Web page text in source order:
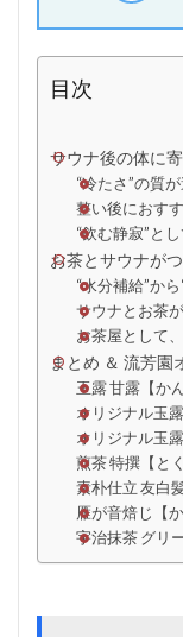
目次
サウナ後の体に
“冷たさ”の質
整い後におす
“飲む静寂”と
お茶とサウナが
“水分補給”か
サウナとお茶
お茶屋として
まとめ ＆ 流芳園
玉露 甘露【か
オリジナル玉
オリジナル玉
煎茶 特撰【と
素朴仕立 友白
雁が音焙じ【
宇治抹茶 グリ